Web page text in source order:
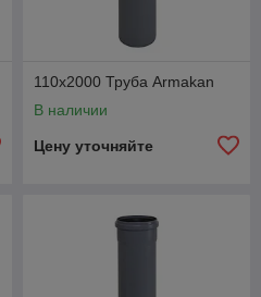
110х2000 Труба Armakan
В наличии
Цену уточняйте